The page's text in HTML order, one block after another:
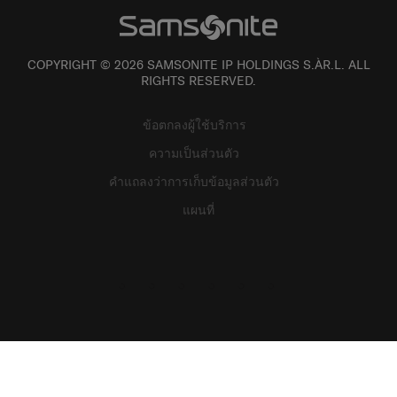
COPYRIGHT © 2026 SAMSONITE IP HOLDINGS S.ÀR.L. ALL
RIGHTS RESERVED.
ข้อตกลงผู้ใช้บริการ
ความเป็นส่วนตัว
คำแถลงว่าการเก็บข้อมูลส่วนตัว
แผนที่